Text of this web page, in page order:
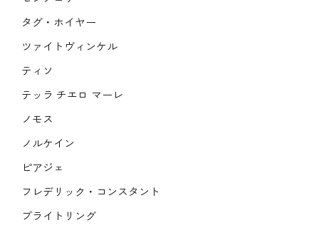
タグ・ホイヤー
ツァイトヴィンケル
ティソ
テッラ チエロ マーレ
ノモス
ノルケイン
ピアジェ
フレデリック・コンスタント
ブライトリング